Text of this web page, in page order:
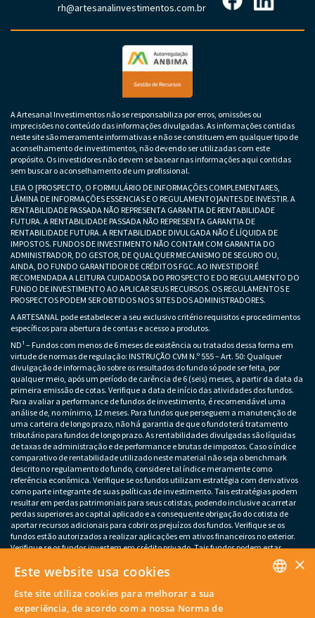
rh@artesanalinvestimentos.com.br
A Artesanal Investimentos não se responsabiliza por erros, omissões ou
imprecisões no conteúdo das informações divulgadas. As informações contidas
neste site são meramente informativas e não se constituem em qualquer tipo de
aconselhamento de investimentos, não devendo ser utilizadas com este
propósito. Os investidores não devem se basear nas informações aqui contidas
sem buscar o aconselhamento de um profissional.
LEIA O [PROSPECTO, O FORMULÁRIO DE INFORMAÇÕES COMPLEMENTARES,
LÂMINA DE INFORMAÇÕES ESSENCIAS E O REGULAMENTO]ANTES DE INVESTIR. A
RENTABILIDADE PASSADA NÃO REPRESENTA GARANTIA DE RENTABILIDADE
FUTURA. A RENTABILIDADE PASSADA NÃO REPRESENTA GARANTIA DE
RENTABILIDADE FUTURA. A RENTABILIDADE DIVULGADA NÃO É LÍQUIDA DE
IMPOSTOS. FUNDOS DE INVESTIMENTO NÃO CONTAM COM GARANTIA DO
ADMINISTRADOR, DO GESTOR, DE QUALQUER MECANISMO DE SEGURO OU,
AINDA, DO FUNDO GARANTIDOR DE CRÉDITOS FGC. AO INVESTIDOR É
RECOMENDADA A LEITURA CUIDADOSA DO PROSPECTO E DO REGULAMENTO DO
FUNDO DE INVESTIMENTO AO APLICAR SEUS RECURSOS. OS REGULAMENTOS E
PROSPECTOS PODEM SER OBTIDOS NOS SITES DOS ADMINISTRADORES.
A ARTESANAL pode estabelecer a seu exclusivo critério requisitos e procedimentos
específicos para abertura de contas e acesso a produtos.
ND¹ – Fundos com menos de 6 meses de existência ou tratados dessa forma em
virtude de normas de regulação: INSTRUÇÃO CVM N.º 555 – Art. 50: Qualquer
divulgação de informação sobre os resultados do fundo só pode ser feita, por
qualquer meio, após um período de carência de 6 (seis) meses, a partir da data da
primeira emissão de cotas. Verifique a data de início das atividades dos fundos.
Para avaliar a performance de fundos de investimento, é recomendável uma
análise de, no mínimo, 12 meses. Para fundos que perseguem a manutenção de
uma carteira de longo prazo, não há garantia de que o fundo terá tratamento
tributário para fundos de longo prazo. As rentabilidades divulgadas são líquidas
de taxas de administração e de performance e brutas de impostos. Caso o índice
comparativo de rentabilidade utilizado neste material não seja o benchmark
descrito no regulamento do fundo, considere tal índice meramente como
referência econômica. Verifique se os fundos utilizam estratégia com derivativos
como parte integrante de suas políticas de investimento. Tais estratégias podem
resultar em perdas patrimoniais para seus cotistas, podendo inclusive acarretar
perdas superiores ao capital aplicado e a consequente obrigação do cotista de
aportar recursos adicionais para cobrir os prejuízos dos fundos. Verifique se os
fundos estão autorizados a realizar aplicações em ativos financeiros no exterior.
Verifique se os fundos investem em crédito privado. Tais fundos podem estar
sujeitos a risco de perda substancial do patrimônio líquido em caso de eventos
que acarretem o não pagamento dos ativos integrantes da sua carteira. Os
de poucos emissores, variação cambial e outros riscos não mencionados neste
material. O investimento em determinados ativos financeiros pode sujeitar o
investidor a significativas perdas patrimoniais. Ao investidor cabe a
×
Este website usa cookies
Este site utiliza cookies para melhorar a sua
experiência, de acordo com a nossa Norma de